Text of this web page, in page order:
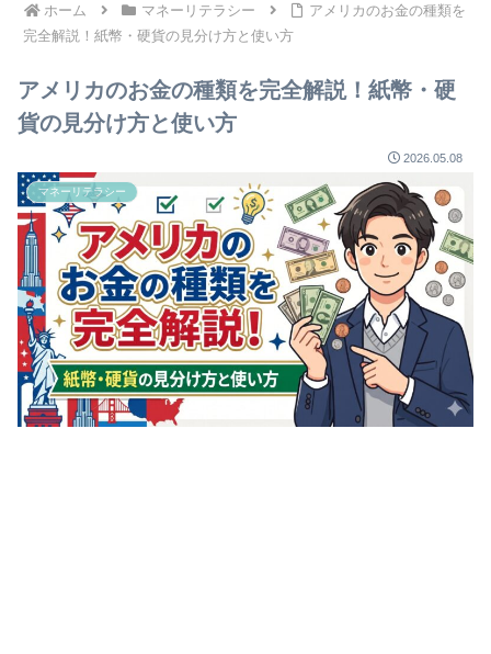
ホーム マネーリテラシー
アメリカのお金の種類を
完全解説！紙幣・硬貨の見分け方と使い方
アメリカのお金の種類を完全解説！紙幣・硬
貨の見分け方と使い方
2026.05.08
マネーリテラシー